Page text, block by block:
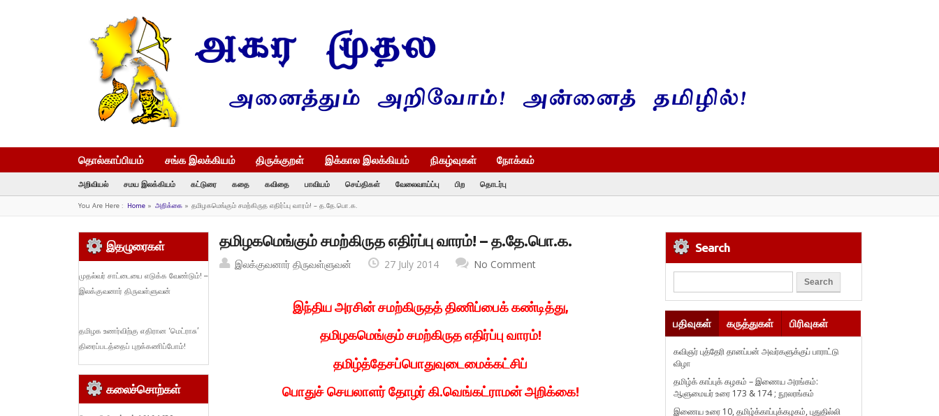
தொல்காப்பியம் சங்க இலக்கியம் திருக்குறள் இக்கால இலக்கியம் நிகழ்வுகள் நோக்கம்
அறிவியல் சமய இலக்கியம் கட்டுரை கதை கவிதை பாவியம் செய்திகள் வேலைவாய்ப்பு பிற தொடர்பு
You Are Here : Home» அறிக்கை» தமிழகமெங்கும் சமற்கிருத எதிர்ப்பு வாரம்! – த.தே.பொ.க.
தமிழகமெங்கும் சமற்கிருத எதிர்ப்பு வாரம்! – த.தே.பொ.க.
இலக்குவனார் திருவள்ளுவன் 27 July 2014 No Comment
இந்திய அரசின் சமற்கிருதத் திணிப்பைக் கண்டித்து,
தமிழகமெங்கும் சமற்கிருத எதிர்ப்பு வாரம்!
தமிழ்த்தேசப்பொதுவுடைமைக்கட்சிப்
பொதுச் செயலாளர் தோழர் கி.வெங்கட்ராமன் அறிக்கை!
இதழுரைகள்
முதல்வர் சாட்டையை எடுக்க வேண்டும்! –
இலக்குவனார் திருவள்ளுவன்
தமிழக உணர்விற்கு எதிரான ‘மெட்ராசு’
திரைப்படத்தைப் புறக்கணிப்போம்!
கலைச்சொற்கள்
Search
பதிவுகள் கருத்துகள் பிரிவுகள்
கவிஞர் புத்தேரி தானப்பன் அவர்களுக்குப் பாராட்டு
விழா
தமிழ்க் காப்புக் கழகம் – இணைய அரங்கம்:
ஆளுமையர் உரை 173 & 174 ; நூலரங்கம்
இணைய உரை 10, தமிழ்க்காப்புக்கழகம், புதுதில்லி